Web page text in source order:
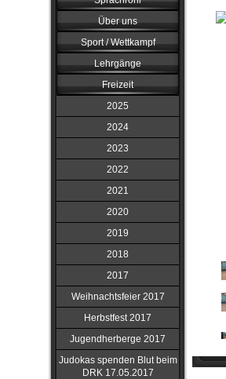
Über uns
Sport / Wettkampf
Lehrgänge
Freizeit
2025
2024
2023
2022
2021
2020
2019
2018
2017
Weihnachtsfeier 2017
Herbstfest 2017
Jugendherberge 2017
Judokas spenden Blut beim
DRK 17.05.2017